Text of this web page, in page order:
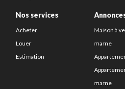
Nos services
Acheter
Louer
Estimation
Maison à
marne
marne